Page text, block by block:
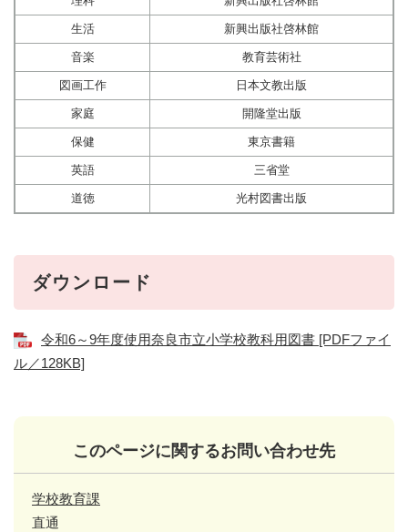
生活 新興出版社啓林館
音楽 教育芸術社
図画工作 日本文教出版
家庭 開隆堂出版
保健 東京書籍
英語 三省堂
道徳 光村図書出版
ダウンロード
令和6～9年度使用奈良市立小学校教科用図書 [PDFファイ
ル／128KB]
このページに関するお問い合わせ先
学校教育課
直通